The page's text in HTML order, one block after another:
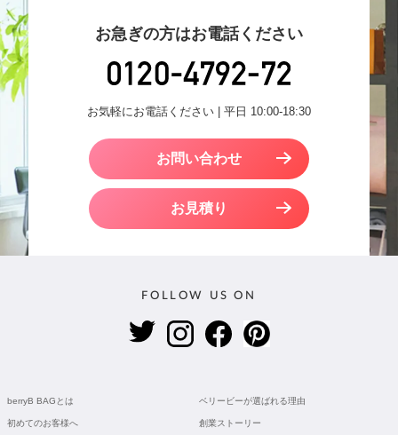
お急ぎの方はお電話ください
お気軽にお電話ください | 平日 10:00-18:30
お問い合わせ
お見積り
FOLLOW US ON
berryB BAGとは ベリービーが選ばれる理由
初めてのお客様へ 創業ストーリー